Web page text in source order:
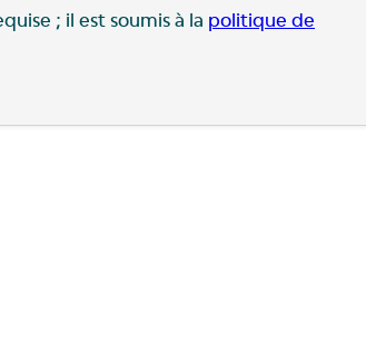
; il est soumis à la politique de